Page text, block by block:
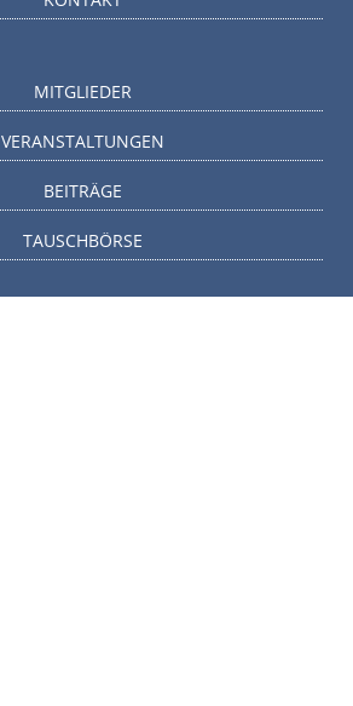
MITGLIEDER
VERANSTALTUNGEN
BEITRÄGE
TAUSCHBÖRSE